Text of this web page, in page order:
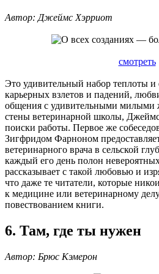
Автор: Джеймс Хэрриот
смотреть
Это удивительный набор теплоты и
карьерных взлетов и падений,
общения с удивительными
стены ветеринарной школы,
поиски работы. Первое же
Зигфридом Фарноном
ветеринарного врача в сельской
каждый его день полон
рассказывает с такой любовью и
что даже те читатели, которые
к медицине или ветеринарному
повествованием книги.
6. Там, где ты нужен
Автор: Брюс Кэмерон